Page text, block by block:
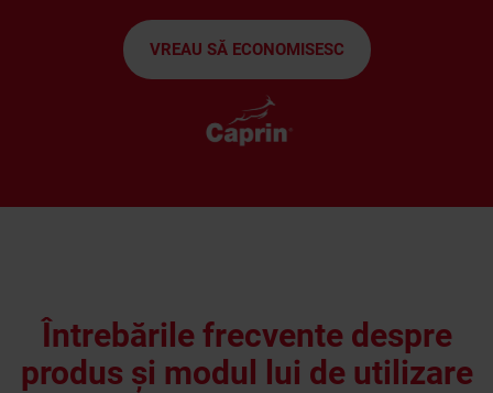
VREAU SĂ ECONOMISESC
Întrebările frecvente despre
produs și modul lui de utilizare